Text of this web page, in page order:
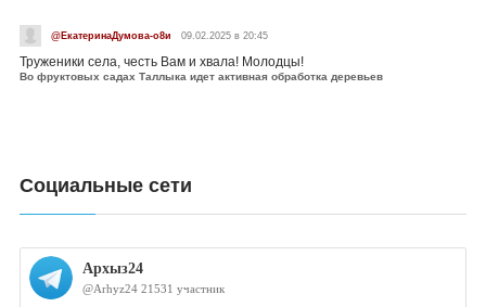
@ЕкатеринаДумова-о8и 09.02.2025 в 20:45
Труженики села, честь Вам и хвала! Молодцы!
Во фруктовых садах Таллыка идет активная обработка деревьев
Социальные сети